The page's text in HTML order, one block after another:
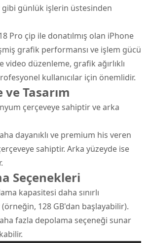
günlük işlerin üstesinden
Pro çip ile donatılmış olan iPhone
grafik performansı ve işlem gücü
video düzenleme, grafik ağırlıklı
kullanıcılar için önemlidir.
Tasarım
çerçeveye sahiptir ve arka
dayanıklı ve premium his veren
sahiptir. Arka yüzeyde ise
Seçenekleri
kapasitesi daha sınırlı
128 GB'dan başlayabilir).
fazla depolama seçeneği sunar